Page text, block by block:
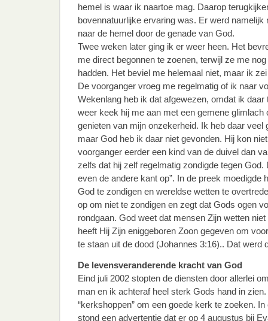
hemel is waar ik naartoe mag. Daarop
bovennatuurlijke ervaring was. Er werd namelijk
naar de hemel door de genade van God.
Twee weken later ging ik er weer heen. Het
me direct begonnen te zoenen, terwijl ze me
hadden. Het beviel me helemaal niet, maar ik
De voorganger vroeg me regelmatig of ik naar
Wekenlang heb ik dat afgewezen, omdat ik
weer keek hij me aan met een gemene glimlach
genieten van mijn onzekerheid. Ik heb daar veel
maar God heb ik daar niet gevonden. Hij kon
voorganger eerder een kind van de duivel dan
zelfs dat hij zelf regelmatig zondigde tegen God.
even de andere kant op”. In de preek moedigde
God te zondigen en wereldse wetten te
op om niet te zondigen en zegt dat Gods ogen
rondgaan. God weet dat mensen Zijn wetten
heeft Hij Zijn eniggeboren Zoon gegeven om
te staan uit de dood (Johannes 3:16).. Dat werd
De levensveranderende kracht van God
Eind juli 2002 stopten de diensten door allerlei
man en ik achteraf heel sterk Gods hand in
“kerkshoppen” om een goede kerk te zoeken.
stond een advertentie dat er op 4 augustus bij